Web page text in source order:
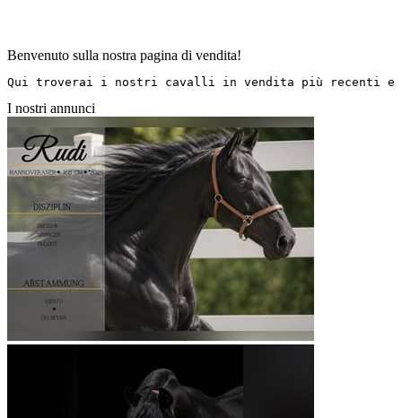
Benvenuto sulla nostra pagina di vendita!
Qui troverai i nostri cavalli in vendita più recenti e
I nostri annunci